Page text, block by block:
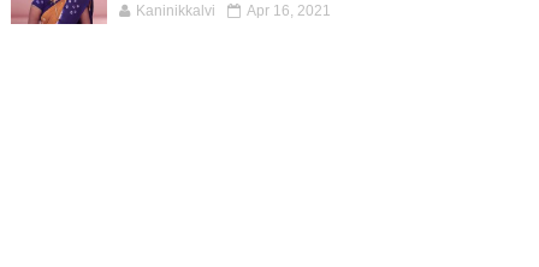
Kaninikkalvi Apr 16, 2021